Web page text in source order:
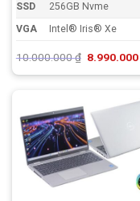
SSD
256GB Nvme
VGA
Intel® Iris® Xe
10.000.000₫ Giá
là:
8.990.000